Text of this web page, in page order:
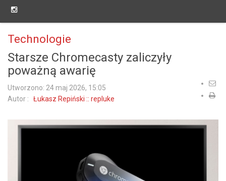
Technologie
Starsze Chromecasty zaliczyły
poważną awarię
Utworzono: 24 maj 2026, 15:05
Autor : Łukasz Repiński :: repluke